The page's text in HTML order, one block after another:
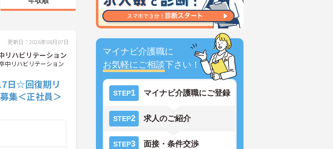
マイナビ介護職に
お気軽にご相談下さい！
STEP1 マイナビ介護職にご登録
STEP2 求人のご紹介
STEP3 面接・条件交渉
更新日：2026年08月07日
リハビリテーション
中リハビリテーション
日☆回復期リ
集＜正社員＞